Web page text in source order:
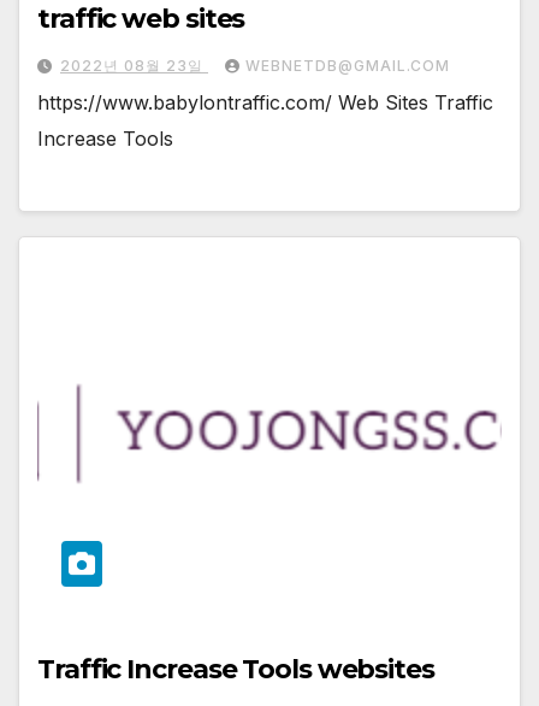
traffic web sites
2022년 08월 23일 WEBNETDB@GMAIL.COM
https://www.babylontraffic.com/ Web Sites Traffic
Increase Tools
Traffic Increase Tools websites